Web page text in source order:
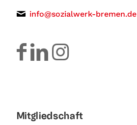
info@sozialwerk-bremen.de
Mitgliedschaft